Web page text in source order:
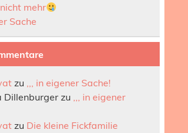
mehr
Sache
zu ,,, in eigener Sache!
Dillenburgerzu ,,, in eigener
zu Die kleine Fickfamilie